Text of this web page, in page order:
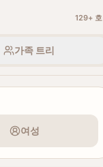
129+
가족 트리
여성